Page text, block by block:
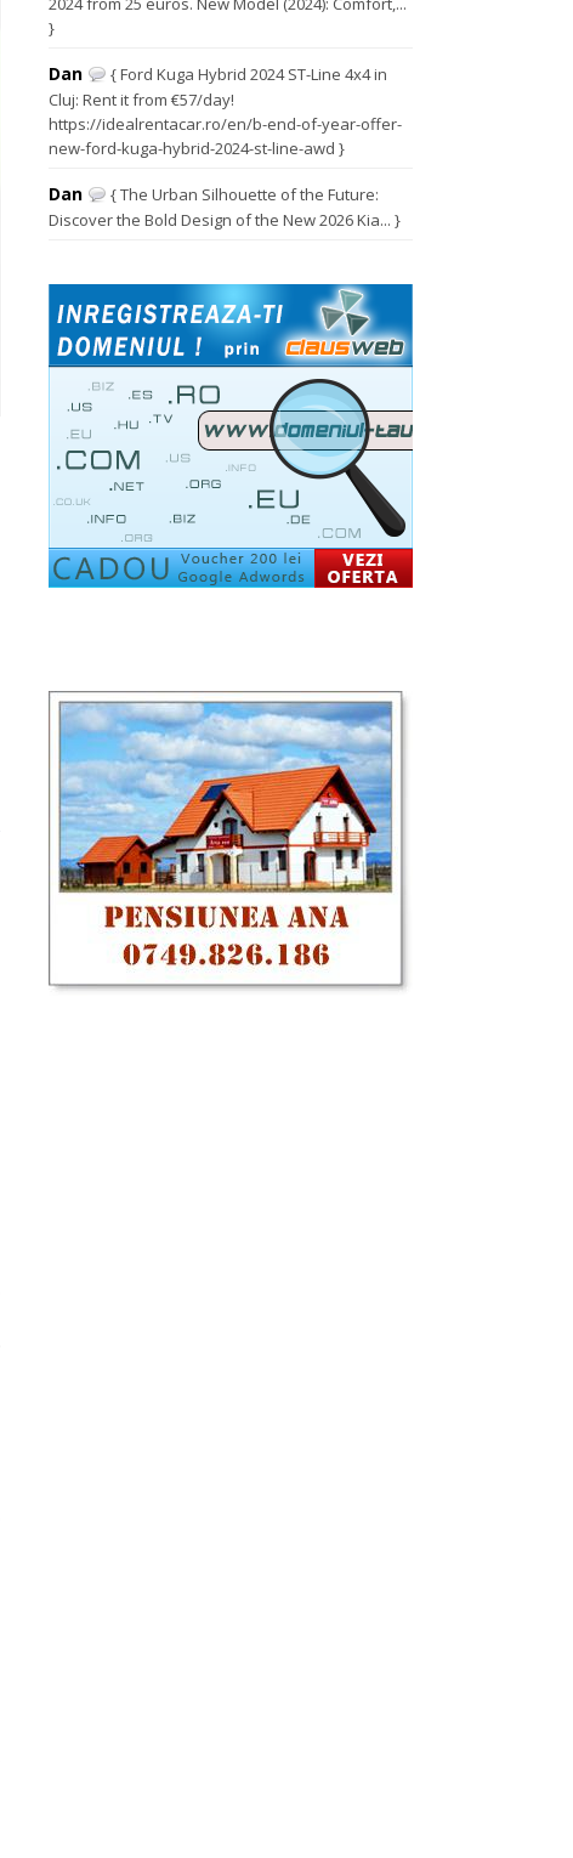
}
Dan
{ Ford Kuga Hybrid 2024 ST-Line 4x4 in
Cluj: Rent it from €57/day!
https://idealrentacar.ro/en/b-end-of-year-offer-
new-ford-kuga-hybrid-2024-st-line-awd }
Dan
{ The Urban Silhouette of the Future:
Discover the Bold Design of the New 2026 Kia... }